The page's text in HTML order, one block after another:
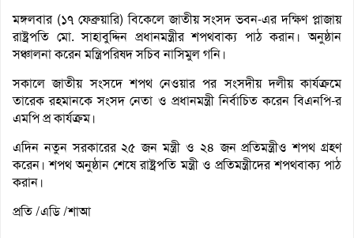
মঙ্গলবার (১৭ ফেব্রুয়ারি) বিকেলে জাতীয় সংসদ ভবন-এর দক্ষিণ প্লাজায়
রাষ্ট্রপতি মো. সাহাবুদ্দিন প্রধানমন্ত্রীর শপথবাক্য পাঠ করান। অনুষ্ঠান
সঞ্চালনা করেন মন্ত্রিপরিষদ সচিব নাসিমুল গনি।
সকালে জাতীয় সংসদে শপথ নেওয়ার পর সংসদীয় দলীয় কার্যক্রমে
তারেক রহমানকে সংসদ নেতা ও প্রধানমন্ত্রী নির্বাচিত করেন বিএনপি-র
এমপি প্র কার্যক্রম।
এদিন নতুন সরকারের ২৫ জন মন্ত্রী ও ২৪ জন প্রতিমন্ত্রীও শপথ গ্রহণ
করেন। শপথ অনুষ্ঠান শেষে রাষ্ট্রপতি মন্ত্রী ও প্রতিমন্ত্রীদের শপথবাক্য পাঠ
করান।
প্রতি /এডি /শাআ